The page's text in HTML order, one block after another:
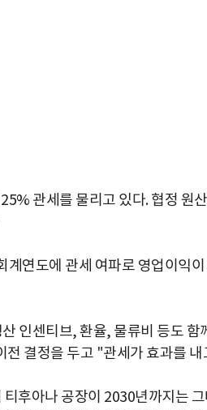
관세를 물리고 있다. 협정 원
연도에 관세 여파로 영업이익
인센티브, 환율, 물류비 등도
결정을 두고 "관세가 효과를
후아나 공장이 2030년까지는